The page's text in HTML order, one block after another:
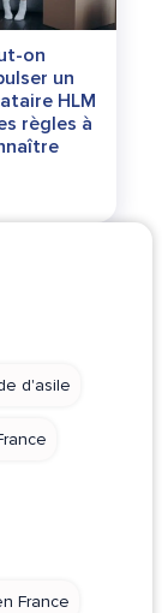
on
un
HLM
règles à
d'asile
France